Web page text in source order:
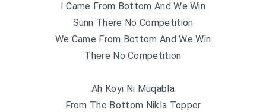
I Came From Bottom And We Win
Sunn There No Competition
We Came From Bottom And We Win
There No Competition
Ah Koyi Ni Muqabla
From The Bottom Nikla Topper